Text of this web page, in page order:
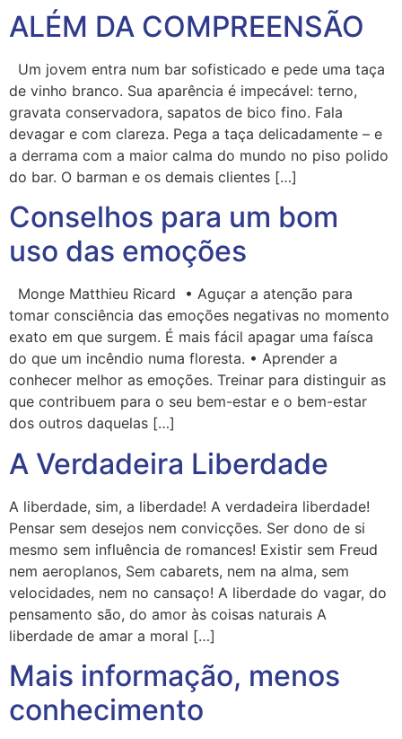
ALÉM DA COMPREENSÃO
Um jovem entra num bar sofisticado e pede uma taça
de vinho branco. Sua aparência é impecável: terno,
gravata conservadora, sapatos de bico fino. Fala
devagar e com clareza. Pega a taça delicadamente – e
a derrama com a maior calma do mundo no piso polido
do bar. O barman e os demais clientes […]
Conselhos para um bom
uso das emoções
Monge Matthieu Ricard • Aguçar a atenção para
tomar consciência das emoções negativas no momento
exato em que surgem. É mais fácil apagar uma faísca
do que um incêndio numa floresta. • Aprender a
conhecer melhor as emoções. Treinar para distinguir as
que contribuem para o seu bem-estar e o bem-estar
dos outros daquelas […]
A Verdadeira Liberdade
A liberdade, sim, a liberdade! A verdadeira liberdade!
Pensar sem desejos nem convicções. Ser dono de si
mesmo sem influência de romances! Existir sem Freud
nem aeroplanos, Sem cabarets, nem na alma, sem
velocidades, nem no cansaço! A liberdade do vagar, do
pensamento são, do amor às coisas naturais A
liberdade de amar a moral […]
Mais informação, menos
conhecimento